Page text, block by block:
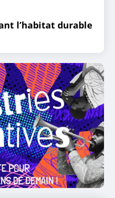
l’habitat durable